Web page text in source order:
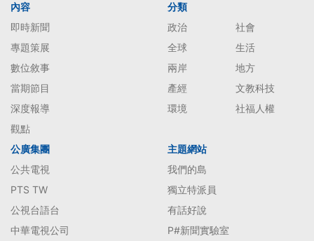
內容
即時新聞
專題策展
數位敘事
當期節目
深度報導
觀點
分類
政治
社會
全球
生活
兩岸
地方
產經
文教科技
環境
社福人權
公廣集團
公共電視
PTS TW
公視台語台
中華電視公司
主題網站
我們的島
獨立特派員
有話好說
P#新聞實驗室